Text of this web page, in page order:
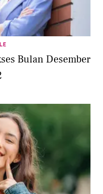
Bulan Desember